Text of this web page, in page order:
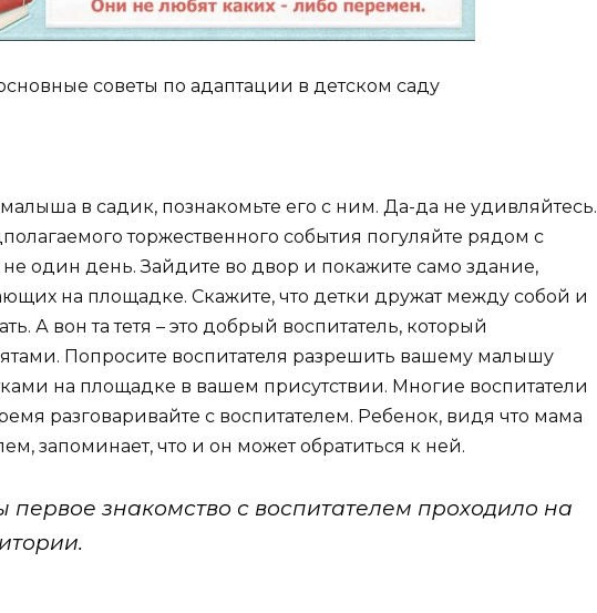
советы по адаптации в детском саду
в садик, познакомьте его с ним. Да-да не удивляйтесь.
торжественного события погуляйте рядом с
один день. Зайдите во двор и покажите само здание,
на площадке. Скажите, что детки дружат между собой и
А вон та тетя – это добрый воспитатель, который
Попросите воспитателя разрешить вашему малышу
на площадке в вашем присутствии. Многие воспитатели
разговаривайте с воспитателем. Ребенок, видя что мама
запоминает, что и он может обратиться к ней.
первое знакомство с воспитателем проходило на